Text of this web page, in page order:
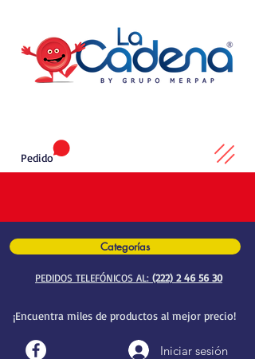
Categorías
PEDIDOS TELEFÓNICOS AL: (222) 2 46 56 30
¡Encuentra miles de productos al mejor precio!
Iniciar sesión
Pedido